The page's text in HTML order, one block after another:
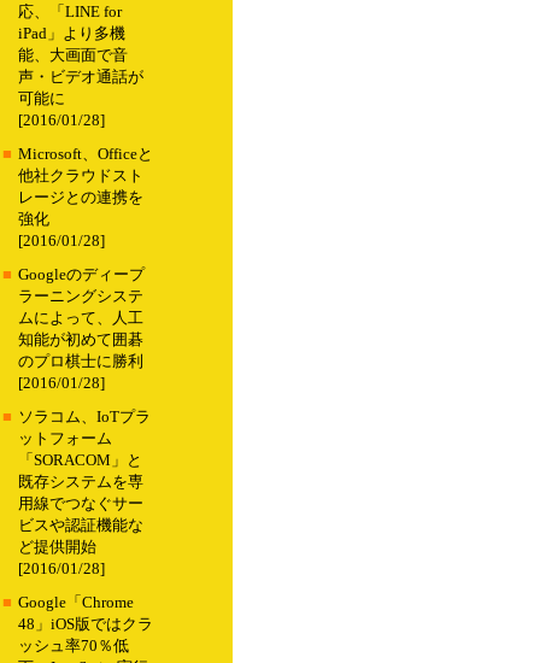
応、「LINE for
iPad」より多機
能、大画面で音
声・ビデオ通話が
可能に
[2016/01/28]
■ Microsoft、Officeと
他社クラウドスト
レージとの連携を
強化
[2016/01/28]
■ Googleのディープ
ラーニングシステ
ムによって、人工
知能が初めて囲碁
のプロ棋士に勝利
[2016/01/28]
■ ソラコム、IoTプラ
ットフォーム
「SORACOM」と
既存システムを専
用線でつなぐサー
ビスや認証機能な
ど提供開始
[2016/01/28]
■ Google「Chrome
48」iOS版ではクラ
ッシュ率70％低